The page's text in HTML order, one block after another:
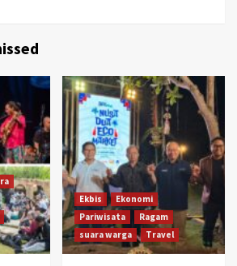
Ekbis
Ekonomi
Pariwisata
Ragam
suara warga
Travel